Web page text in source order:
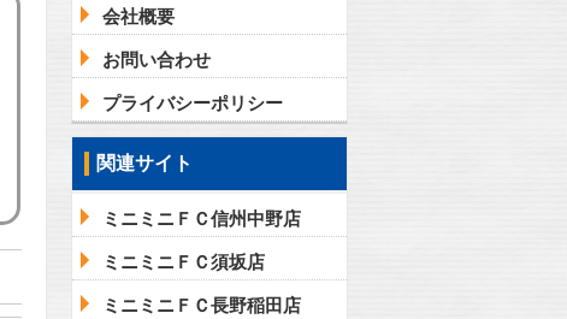
会社概要
お問い合わせ
プライバシーポリシー
関連サイト
ミニミニＦＣ信州中野店
ミニミニＦＣ須坂店
ミニミニＦＣ長野稲田店